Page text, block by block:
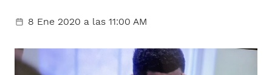
8 Ene 2020 a las 11:00 AM